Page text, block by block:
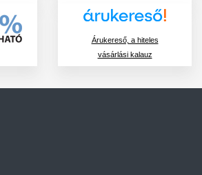
Árukereső, a hiteles
vásárlási kalauz